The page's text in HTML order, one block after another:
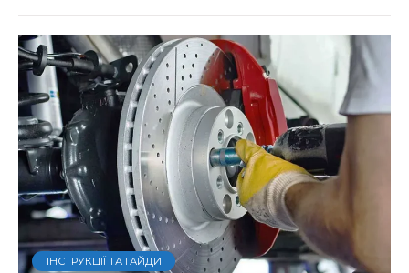
ІНСТРУКЦІЇ ТА ГАЙДИ